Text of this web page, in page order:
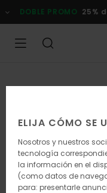
la
DOBLE PROMO
ELIJA CÓMO SE
Nosotros y nuestros
tecnología
la información en el
(como datos de
para: presentarle